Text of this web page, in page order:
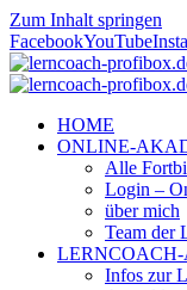
Zum Inhalt springen
FacebookYouTube
HOME
ONLINE-
Alle
Login –
über mich
Team der
Infos zur